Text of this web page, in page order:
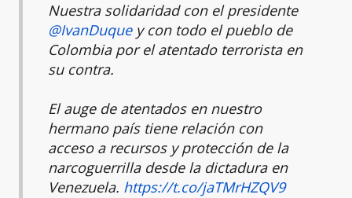
Nuestra solidaridad con el presidente
@IvanDuquey con todo el pueblo de
Colombia por el atentado terrorista en
su contra.
El auge de atentados en nuestro
hermano país tiene relación con
acceso a recursos y protección de la
narcoguerrilla desde la dictadura en
Venezuela. https://t.co/jaTMrHZQV9